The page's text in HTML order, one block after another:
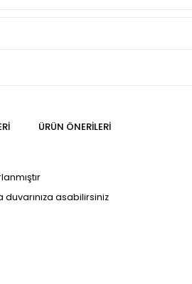
ÜRÜN ÖNERILERI
asabilirsiniz